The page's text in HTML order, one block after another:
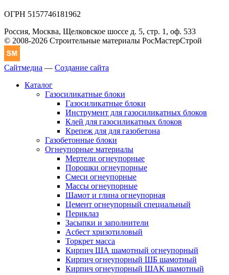
ОГРН 5157746181962
Россия, Москва, Щелковское шоссе д. 5, стр. 1, оф. 533
© 2008-2026 Строительные материалы РосМастерСтрой
Сайтмедиа — Создание сайта
Каталог
Газосиликатные блоки
Газосиликатные блоки
Инструмент для газосиликатных блоков
Клей для газосиликатных блоков
Крепеж для для газобетона
Газобетонные блоки
Огнеупорные материалы
Мертели огнеупорные
Порошки огнеупорные
Смеси огнеупорные
Массы огнеупорные
Шамот и глина огнеупорная
Цемент огнеупорный специальный
Периклаз
Засыпки и заполнители
Асбест хризотиловый
Торкрет масса
Кирпич ША шамотный огнеупорный
Кирпич огнеупорный ШБ шамотный
Кирпич огнеупорный ШАК шамотный